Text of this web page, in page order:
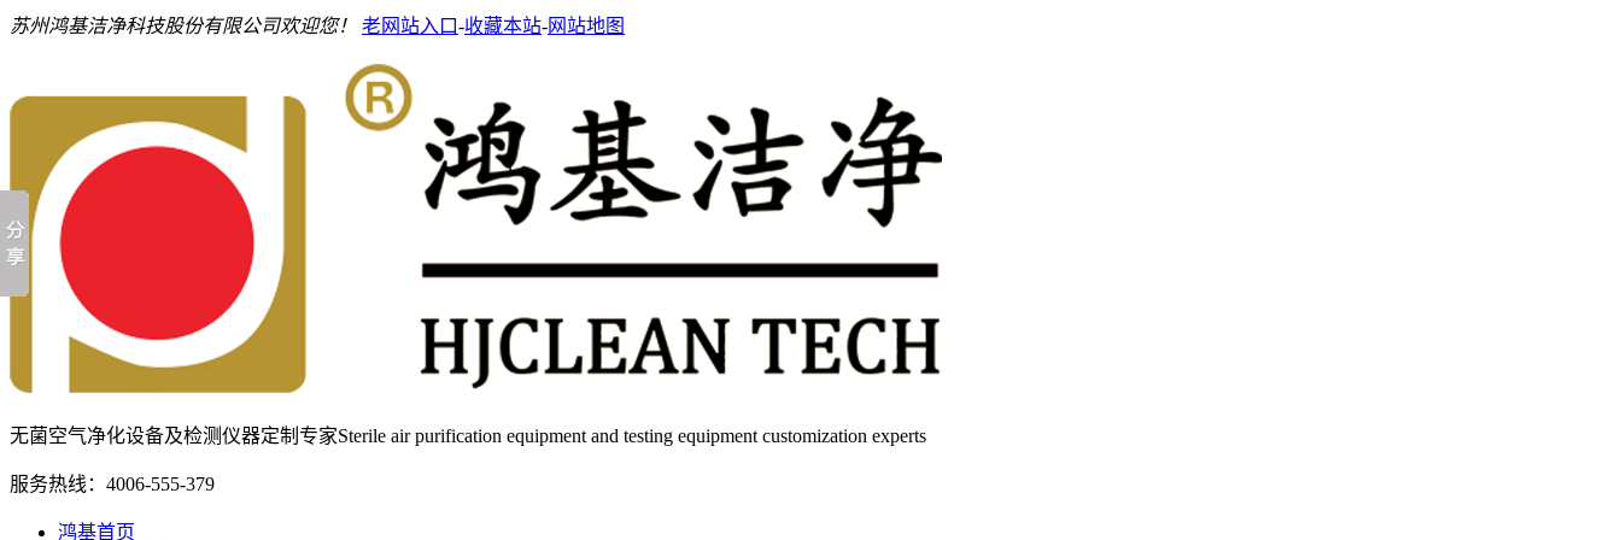
苏州鸿基洁净科技股份有限公司欢迎您！ 老网站入口-收藏本站-网站地图
无菌空气净化设备及检测仪器定制专家Sterile air purification equipment and testing equipment customization experts
服务热线： 4006-555-379
鸿基首页